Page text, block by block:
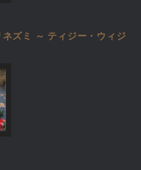
ズミ ～ ティジー・ウィジ